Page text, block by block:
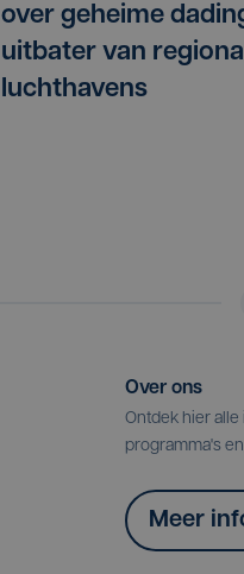
over geheime
uitbater van
luchthavens
Over ons
Ontdek hier
programma's
Meer